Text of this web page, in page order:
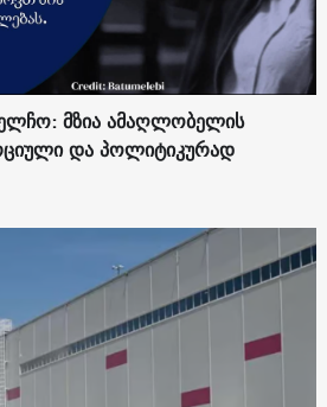
მზია ამაღლობელის
და პოლიტიკურად